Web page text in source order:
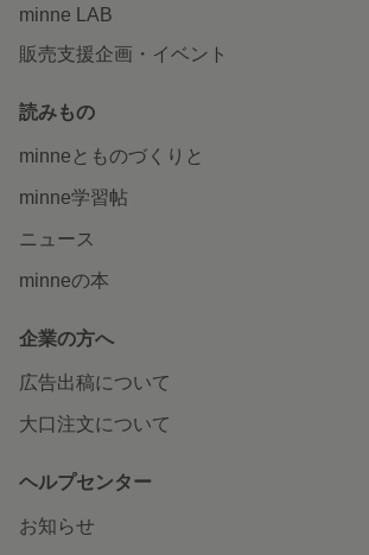
minne LAB
販売支援企画・イベント
読みもの
minneとものづくりと
minne学習帖
ニュース
minneの本
企業の方へ
広告出稿について
大口注文について
ヘルプセンター
お知らせ